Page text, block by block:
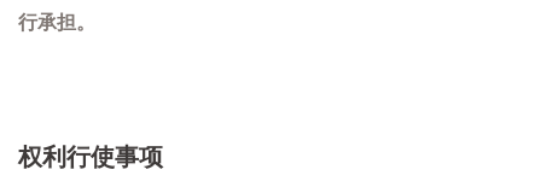
行承担。
权利行使事项